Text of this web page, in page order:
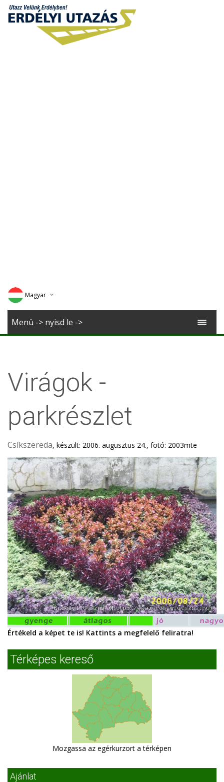
Magyar
Deutsch
Menü -> nyisd le ->
Virágok -
parkrészlet
Csíkszereda, készült: 2006. augusztus 24., fotó: 2003mte
Értékeld a képet te is! Kattints a megfelelő feliratra!
Térképes kereső
Mozgassa az egérkurzort a térképen
Ajánlat